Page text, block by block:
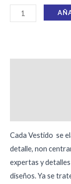
Cada Vestido se
detalle, non
expertas y
diseños. Ya se